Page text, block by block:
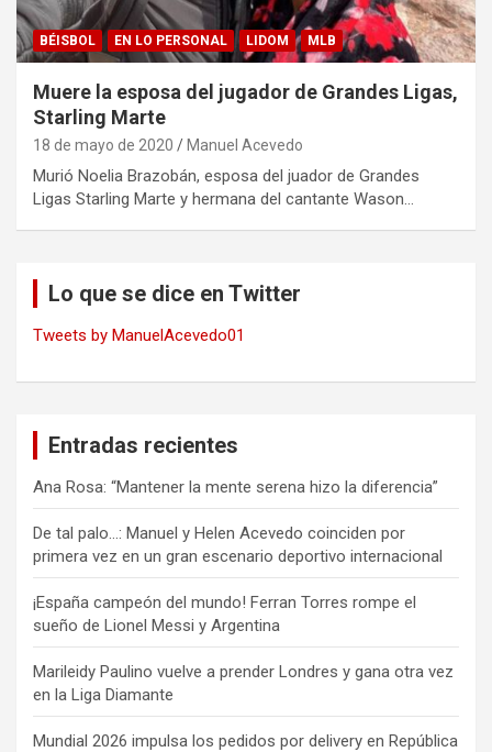
BÉISBOL EN LO PERSONAL LIDOM MLB
Muere la esposa del jugador de Grandes Ligas,
Starling Marte
18 de mayo de 2020 Manuel Acevedo
Murió Noelia Brazobán, esposa del juador de Grandes
Ligas Starling Marte y hermana del cantante Wason…
Lo que se dice en Twitter
Tweets by ManuelAcevedo01
Entradas recientes
Ana Rosa: “Mantener la mente serena hizo la diferencia”
De tal palo…: Manuel y Helen Acevedo coinciden por
primera vez en un gran escenario deportivo internacional
¡España campeón del mundo! Ferran Torres rompe el
sueño de Lionel Messi y Argentina
Marileidy Paulino vuelve a prender Londres y gana otra vez
en la Liga Diamante
Mundial 2026 impulsa los pedidos por delivery en República